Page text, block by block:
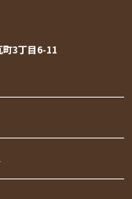
町3丁目6-11